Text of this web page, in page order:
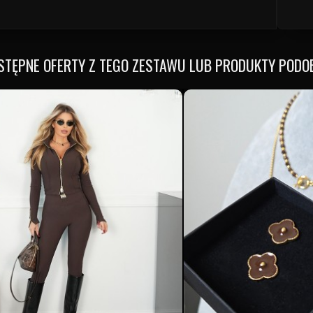
OFERTY Z TEGO ZESTAWU LUB PRODUKTY